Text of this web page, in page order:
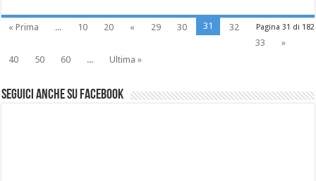
Pagina 31 di 182
« Prima ... 10 20 « 29 30 31
32
33
»
40
50 60 ... Ultima »
Seguici anche su Facebook